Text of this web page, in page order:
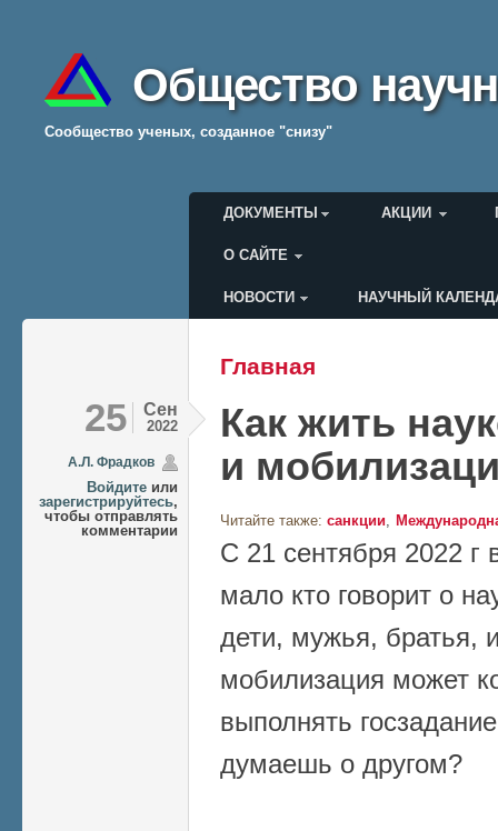
Общество
Cообщество ученых, созданное "снизу"
Главное меню
ДОКУМЕНТЫ АКЦИИ
О САЙТЕ
Меню пользователя
НОВОСТИ НАУЧНЫЙ
Вы здесь
Главная
25 Сен
2022
А.Л. Фрадков
Войдите или
зарегистрируйтесь,
чтобы отправлять
комментарии
Как жить
и
Читайте также: санкции
С 21 сентября 2022 г
мало кто говорит о
дети, мужья, братья,
мобилизация может
выполнять
думаешь о другом?